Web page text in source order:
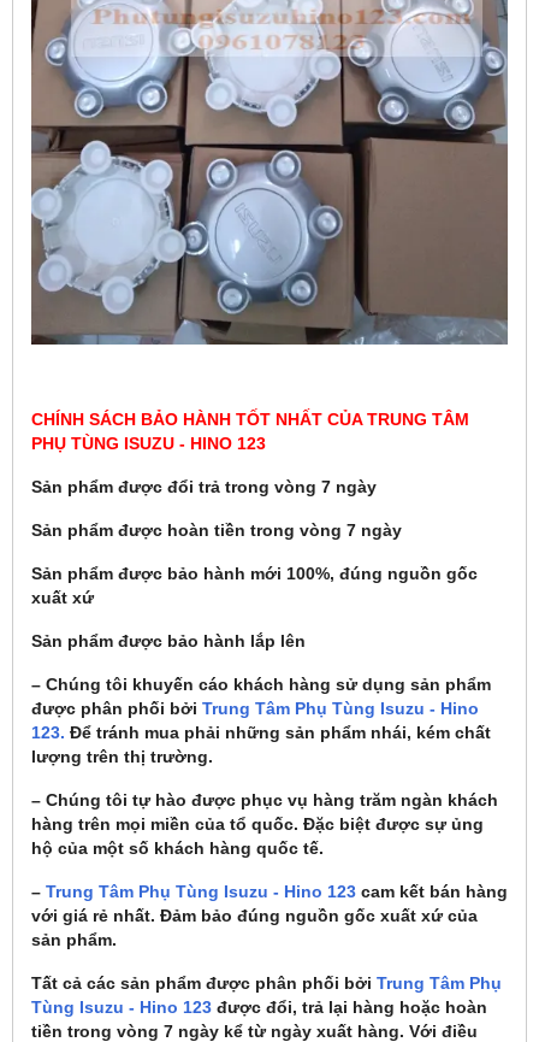
CHÍNH SÁCH BẢO HÀNH TỐT NHẤT CỦA TRUNG TÂM
PHỤ TÙNG ISUZU - HINO 123
Sản phẩm được đổi trả trong vòng 7 ngày
Sản phẩm được hoàn tiền trong vòng 7 ngày
Sản phẩm được bảo hành mới 100%, đúng nguồn gốc
xuất xứ
Sản phẩm được bảo hành lắp lên
– Chúng tôi khuyến cáo khách hàng sử dụng sản phẩm
được phân phối bởi Trung Tâm Phụ Tùng Isuzu - Hino
123. Để tránh mua phải những sản phẩm nhái, kém chất
lượng trên thị trường.
– Chúng tôi tự hào được phục vụ hàng trăm ngàn khách
hàng trên mọi miền của tổ quốc. Đặc biệt được sự ủng
hộ của một số khách hàng quốc tế.
– Trung Tâm Phụ Tùng Isuzu - Hino 123 cam kết bán hàng
với giá rẻ nhất. Đảm bảo đúng nguồn gốc xuất xứ của
sản phẩm.
Tất cả các sản phẩm được phân phối bởi Trung Tâm Phụ
Tùng Isuzu - Hino 123 được đổi, trả lại hàng hoặc hoàn
tiền trong vòng 7 ngày kể từ ngày xuất hàng. Với điều